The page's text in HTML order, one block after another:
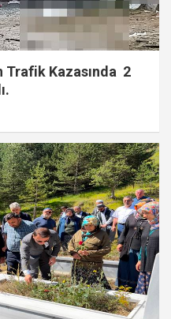
Trafik Kazasında 2